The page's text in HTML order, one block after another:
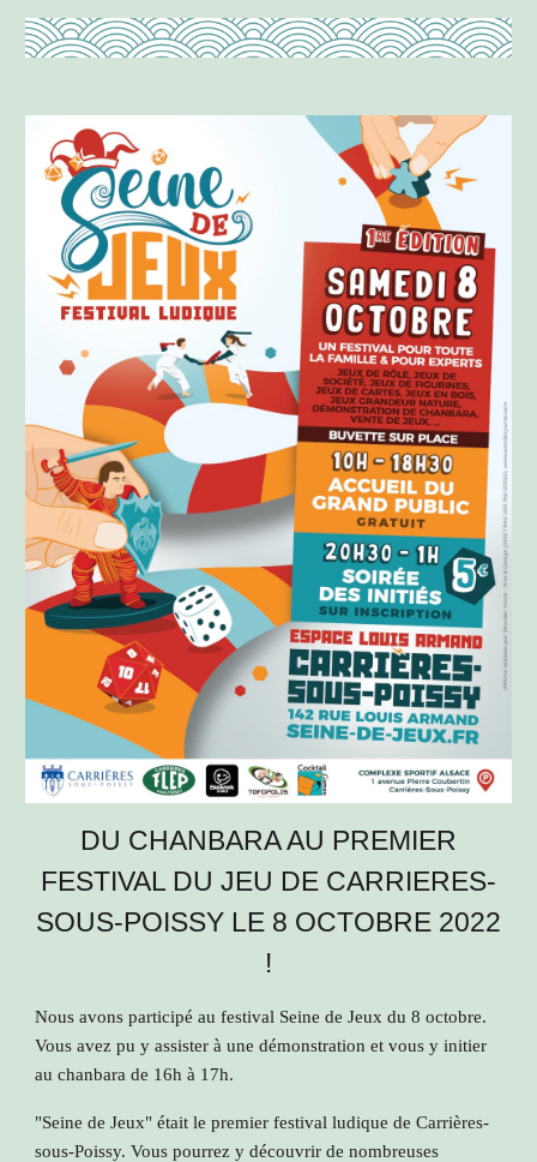
DU CHANBARA AU PREMIER
FESTIVAL DU JEU DE CARRIERES-
SOUS-POISSY LE 8 OCTOBRE 2022
!
Nous avons participé au festival Seine de Jeux du 8 octobre.
Vous avez pu y assister à une démonstration et vous y initier
au chanbara de 16h à 17h.
"Seine de Jeux" était le premier festival ludique de Carrières-
sous-Poissy. Vous pourrez y découvrir de nombreuses